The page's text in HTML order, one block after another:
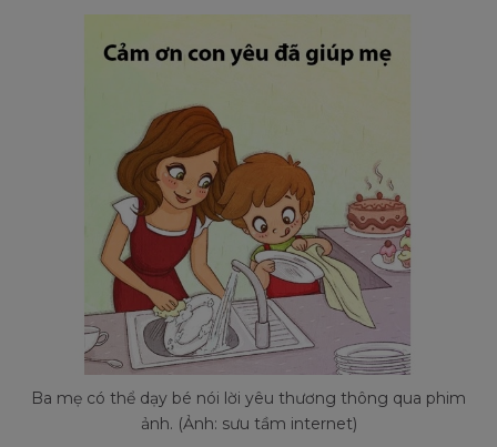
Ba mẹ có thể dạy bé nói lời yêu thương thông qua phim
ảnh. (Ảnh: sưu tầm internet)